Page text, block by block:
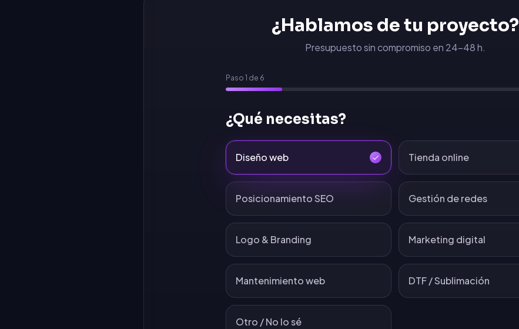
¿Hablamos de tu proyecto?
Presupuesto sin compromiso en 24-48 h.
Paso 1 de 6
¿Qué necesitas?
Diseño web Tienda online
Posicionamiento SEO Gestión de redes
Logo & Branding Marketing digital
Mantenimiento web DTF / Sublimación
Otro / No lo sé